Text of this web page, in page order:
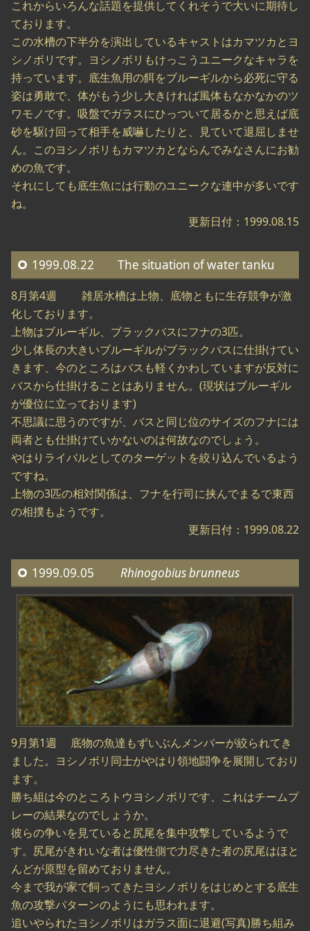
これからいろんな話題を提供してくれそうで大いに期待し
ております。
この水槽の下半分を演出しているキャストはカマツカとヨ
シノボリです。ヨシノボリもけっこうユニークなキャラを
持っています。底生魚用の餌をブルーギルから必死に守る
姿は勇敢で、体がもう少し大きければ風体もなかなかのツ
ワモノです。吸盤でガラスにひっついて居るかと思えば底
砂を駆け回って相手を威嚇したりと、見ていて退屈しませ
ん。このヨシノボリもカマツカとならんでみなさんにお勧
めの魚です。
それにしても底生魚には行動のユニークな連中が多いです
ね。
更新日付：1999.08.15
1999.08.22 The situation of water tanku
8月第4週 雑居水槽は上物、底物ともに生存競争が激
化しております。
上物はブルーギル、ブラックバスにフナの3匹。
少し体長の大きいブルーギルがブラックバスに仕掛けてい
きます、今のところはバスも軽くかわしていますが反対に
バスから仕掛けることはありません。(現状はブルーギル
が優位に立っております)
不思議に思うのですが、バスと同じ位のサイズのフナには
両者とも仕掛けていかないのは何故なのでしょう。
やはりライバルとしてのターゲットを絞り込んでいるよう
ですね。
上物の3匹の相対関係は、フナを行司に挟んでまるで東西
の相撲もようです。
更新日付：1999.08.22
1999.09.05 Rhinogobius brunneus
9月第1週 底物の魚達もずいぶんメンバーが絞られてき
ました。ヨシノボリ同士がやはり領地闘争を展開しており
ます。
勝ち組は今のところトウヨシノボリです、これはチームプ
レーの結果なのでしょうか。
彼らの争いを見ていると尻尾を集中攻撃しているようで
す。尻尾がきれいな者は優性側で力尽きた者の尻尾はほと
んどが原型を留めておりません。
今まで我が家で飼ってきたヨシノボリをはじめとする底生
魚の攻撃パターンのようにも思われます。
追いやられたヨシノボリはガラス面に退避(写真)勝ち組み